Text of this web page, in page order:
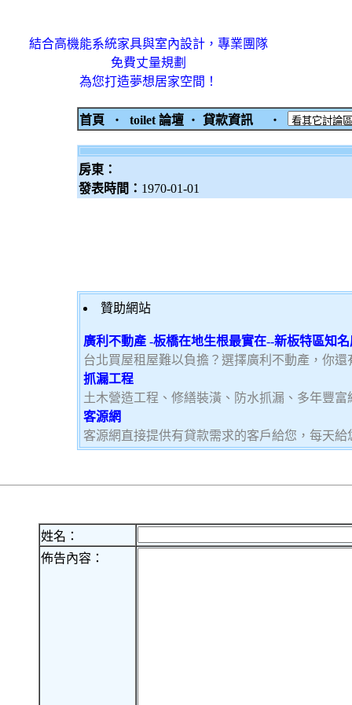
結合高機能系統家具與室內設計，專業團隊
免費丈量規劃
為您打造夢想居家空間！
首頁 ‧ toilet 論壇 ‧ 貸款資訊 ‧
房東：
發表時間： 1970-01-01
贊助網站
廣利不動產 -板橋在地生根最實在--新板特區知
台北買屋租屋難以負擔？選擇廣利不動產，你還
抓漏工程
土木營造工程、修繕裝潢、防水抓漏、多年豐
客源網
客源網直接提供有貸款需求的客戶給您，每天
姓名：
佈告內容：